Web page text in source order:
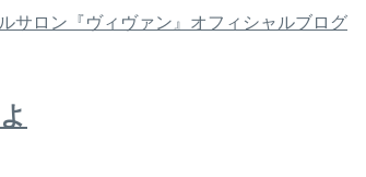
サロン『ヴィヴァン』オフィシャルブログ